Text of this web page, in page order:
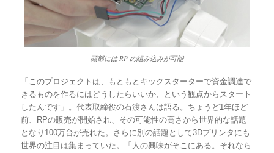
頭部には RP の組み込みが可能
「このプロジェクトは、もともとキックスターターで資金調達で
きるものを作るにはどうしたらいいか、という観点からスタート
したんです」。代表取締役の石渡さんは語る。ちょうど1年ほど
前、RPの販売が開始され、その可能性の高さから世界的な話題
となり100万台が売れた。さらに別の話題として3Dプリンタにも
世界の注目は集まっていた。「人の興味がそこにある。それなら